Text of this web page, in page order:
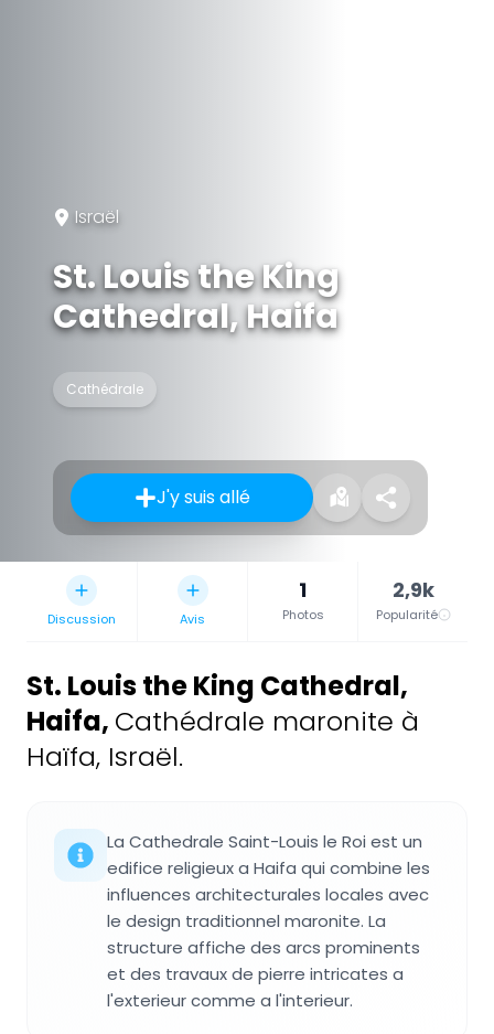
Israël
St. Louis the King
Cathedral, Haifa
Cathédrale
J'y suis allé
Discussion Avis
1
Photos
2,9k
Popularité
St. Louis the King Cathedral,
Haifa, Cathédrale maronite à
Haïfa, Israël.
La Cathedrale Saint-Louis le Roi est un
edifice religieux a Haifa qui combine les
influences architecturales locales avec
le design traditionnel maronite. La
structure affiche des arcs prominents
et des travaux de pierre intricates a
l'exterieur comme a l'interieur.